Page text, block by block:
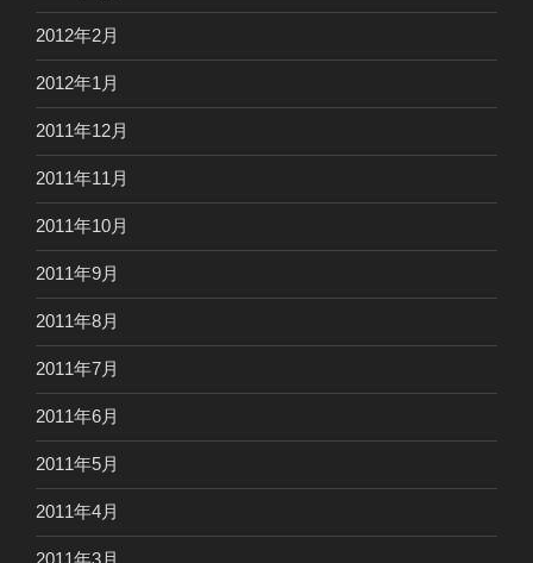
2012年2月
2012年1月
2011年12月
2011年11月
2011年10月
2011年9月
2011年8月
2011年7月
2011年6月
2011年5月
2011年4月